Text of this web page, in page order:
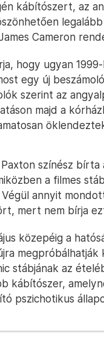
kábítószert, az
Cameron
hogy ugyan
egy új
szerint az
majd a
színész
a filmes
annyit
mert nem bírja
közepéig a
stábjának az
kábítószer,
pszichotikus